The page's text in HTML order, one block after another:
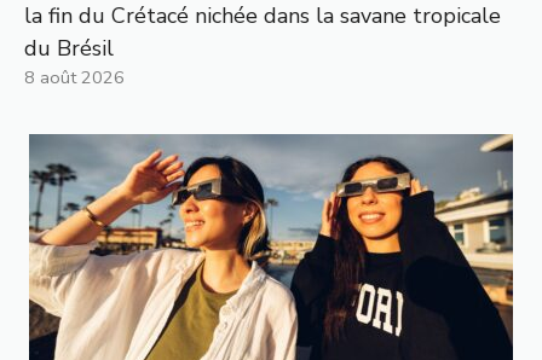
la fin du Crétacé nichée dans la savane tropicale
du Brésil
8 août 2026